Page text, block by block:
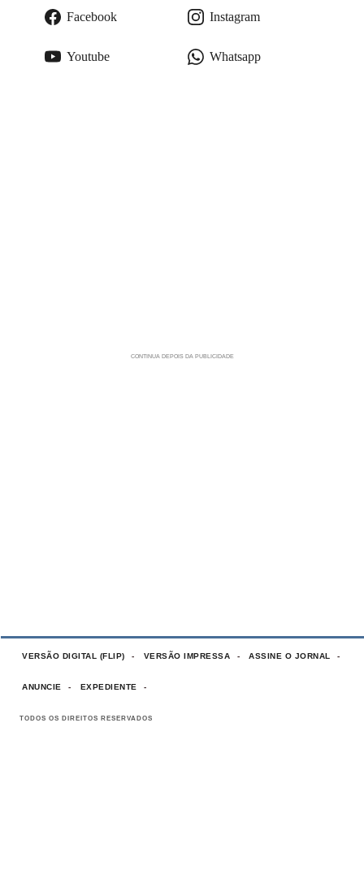
Facebook Instagram
Youtube Whatsapp
VERSÃO DIGITAL (FLIP) VERSÃO IMPRESSA ASSINE O JORNAL
ANUNCIE EXPEDIENTE
TODOS OS DIREITOS RESERVADOS